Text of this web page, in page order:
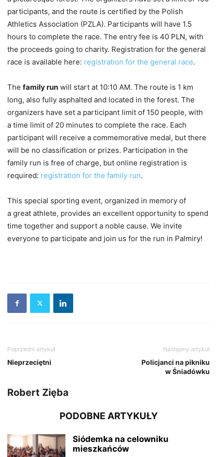
participants, and the route is certified by the Polish
Athletics Association (PZLA). Participants will have 1.5
hours to complete the race. The entry fee is 40 PLN, with
the proceeds going to charity. Registration for the general
race is available here: registration for the general race.
The family run will start at 10:10 AM. The route is 1 km
long, also fully asphalted and located in the forest. The
organizers have set a participant limit of 150 people, with
a time limit of 20 minutes to complete the race. Each
participant will receive a commemorative medal, but there
will be no classification or prizes. Participation in the
family run is free of charge, but online registration is
required: registration for the family run.
This special sporting event, organized in memory of
a great athlete, provides an excellent opportunity to spend
time together and support a noble cause. We invite
everyone to participate and join us for the run in Palmiry!
Poprzedni artykuł
Nieprzeciętni
Następny artykuł
Policjanci na pikniku
w Śniadówku
Robert Zięba
PODOBNE ARTYKUŁY
Siódemka na celowniku
mieszkańców